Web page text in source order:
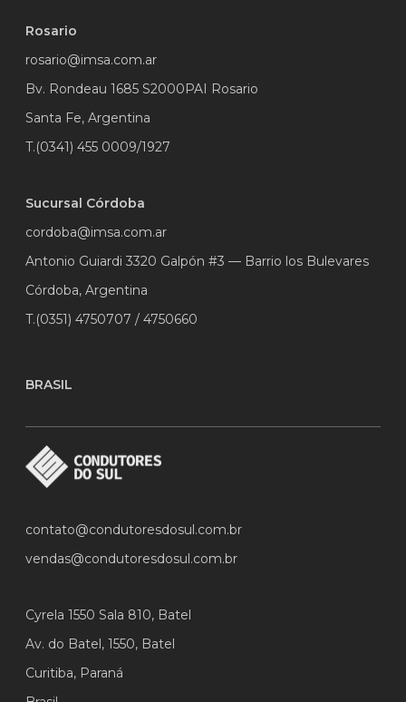
Rosario
rosario@imsa.com.ar
Bv. Rondeau 1685 S2000PAI Rosario
Santa Fe, Argentina
T.(0341) 455 0009/1927
Sucursal Córdoba
cordoba@imsa.com.ar
Antonio Guiardi 3320 Galpón #3 — Barrio los Bulevares
Córdoba, Argentina
T.(0351) 4750707 / 4750660
BRASIL
contato@condutoresdosul.com.br
vendas@condutoresdosul.com.br
Cyrela 1550 Sala 810, Batel
Av. do Batel, 1550, Batel
Curitiba, Paraná